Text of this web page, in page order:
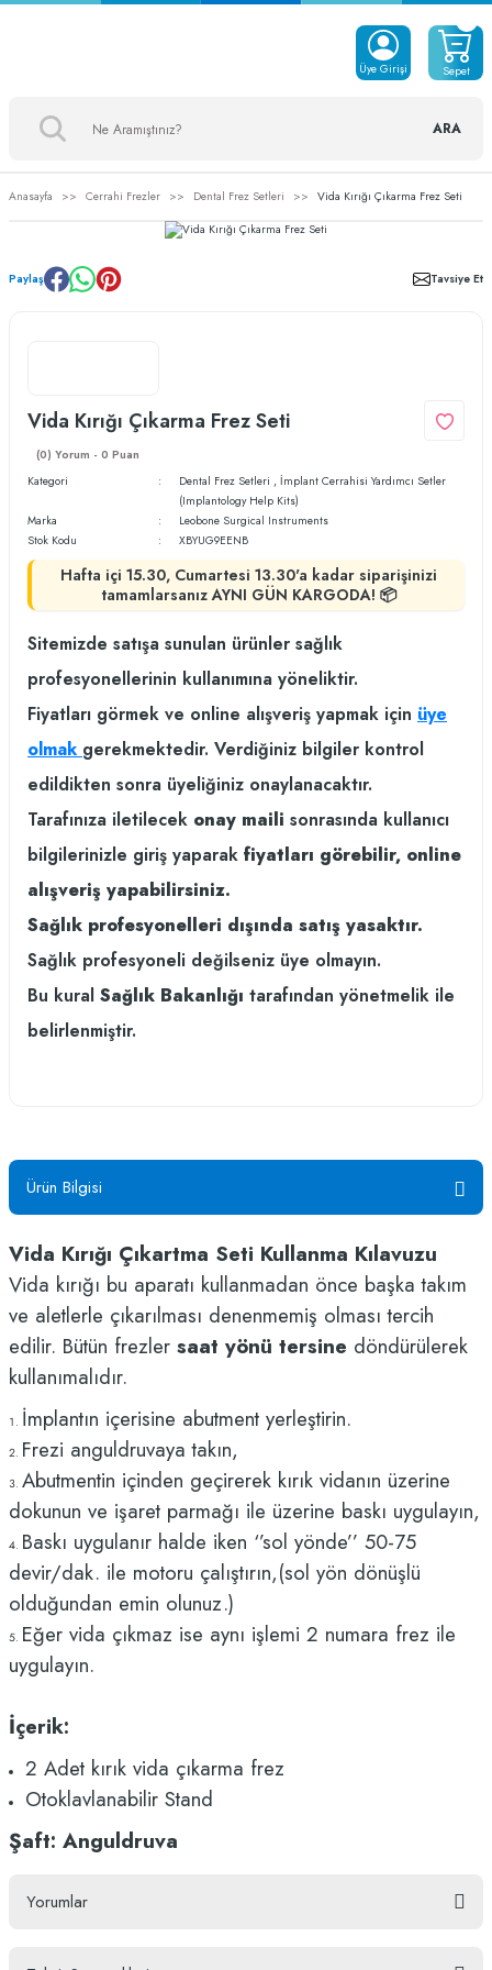
ARA
Üye Girişi Sepet
Anasayfa Cerrahi Frezler Dental Frez Setleri Vida Kırığı Çıkarma Frez Seti
Paylaş Tavsiye Et
Vida Kırığı Çıkarma Frez Seti
(0) Yorum - 0 Puan
Kategori
Dental Frez Setleri ,İmplant Cerrahisi Yardımcı Setler
(Implantology Help Kits)
Marka
Leobone Surgical Instruments
Stok Kodu
XBYUG9EENB
Hafta içi 15.30, Cumartesi 13.30'a kadar siparişinizi
tamamlarsanız AYNI GÜN KARGODA! 📦
Sitemizde satışa sunulan ürünler sağlık
profesyonellerinin kullanımına yöneliktir.
Fiyatları görmek ve online alışveriş yapmak için üye
olmak gerekmektedir. Verdiğiniz bilgiler kontrol
edildikten sonra üyeliğiniz onaylanacaktır.
Tarafınıza iletilecek onay maili sonrasında kullanıcı
bilgilerinizle giriş yaparak fiyatları görebilir, online
alışveriş yapabilirsiniz.
Sağlık profesyonelleri dışında satış yasaktır.
Sağlık profesyoneli değilseniz üye olmayın.
Bu kural Sağlık Bakanlığı tarafından yönetmelik ile
belirlenmiştir.
Ürün Bilgisi
Vida Kırığı Çıkartma Seti Kullanma Kılavuzu
Vida kırığı bu aparatı kullanmadan önce başka takım
ve aletlerle çıkarılması denenmemiş olması tercih
edilir. Bütün frezler saat yönü tersine döndürülerek
kullanımalıdır.
İmplantın içerisine abutment yerleştirin.
Frezi anguldruvaya takın,
Abutmentin içinden geçirerek kırık vidanın üzerine
dokunun ve işaret parmağı ile üzerine baskı uygulayın,
Baskı uygulanır halde iken ‘’sol yönde’’ 50-75
devir/dak. ile motoru çalıştırın,(sol yön dönüşlü
olduğundan emin olunuz.)
Eğer vida çıkmaz ise aynı işlemi 2 numara frez ile
uygulayın.
İçerik:
2 Adet kırık vida çıkarma frez
Otoklavlanabilir Stand
Şaft: Anguldruva
Yorumlar